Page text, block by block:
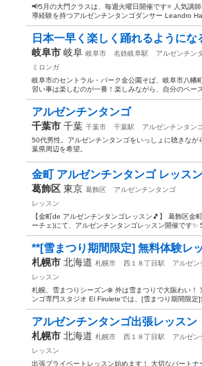
📢5月の大門クラスは、毎週火曜日開催です⭐️ 人気講
導経験を持つアルゼンチンタンゴダンサー Leandro
日本一早く楽しく踊れるように
岐阜市 岐阜 岐阜市 名鉄岐阜駅
アルゼンチン
ミロンガ
岐阜市のセントラル・パーク金公園そば、岐阜市八幡
習い事は楽しむのが一番！楽しみながら、自分のペー
アルゼンチンタンゴ
千葉市 千葉 千葉市 千葉駅
アルゼンチンタン
50代男性。アルゼンチンタンゴをいっしょに聴きな
葉県周辺を希望。
金町 アルゼンチンタンゴ レッスン
葛飾区 東京 葛飾区
アルゼンチンタンゴ
レッスン
【金町de アルゼンチンタンゴレッスン🎵】 葛飾区金
ーチェ)にて、アルゼンチンタンゴレッスン開催です
**[雪まつり期間限定] 無料体験レ
札幌市 北海道 札幌市 西１８丁目駅
アルゼン
レッスン
札幌、雪まつりシーズン❄️ 外は雪まつりで大賑わい！
ンゴ専門スタジオ El Firuleteでは、[雪まつり期間限定
アルゼンチンタンゴ出張レッスン
札幌市 北海道 札幌市 西１８丁目駅
アルゼン
レッスン
出張プライベートレッスン始めます！ 大切なパート